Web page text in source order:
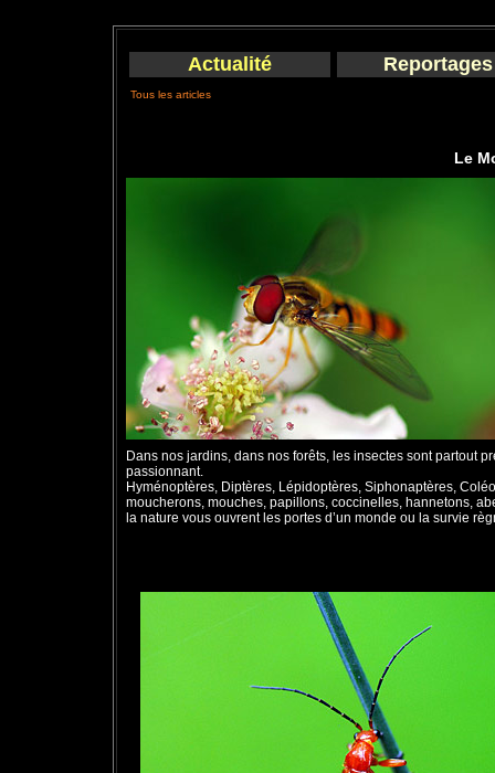
Actualité Reportages
Tous les articles
Le
Dans nos jardins, dans nos forêts, les insectes sont partout
passionnant.
Hyménoptères, Diptères, Lépidoptères, Siphonaptères,
moucherons, mouches, papillons, coccinelles, hannetons,
la nature vous ouvrent les portes d’un monde ou la survie